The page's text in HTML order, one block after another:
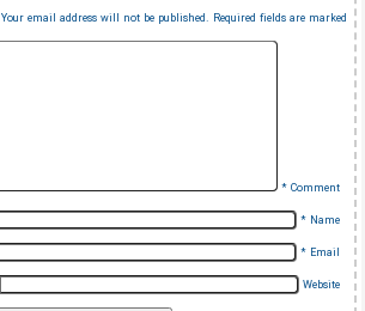
Your email address will not be published. Required fields are marked
Comment
*
Name
*
Email
*
Website